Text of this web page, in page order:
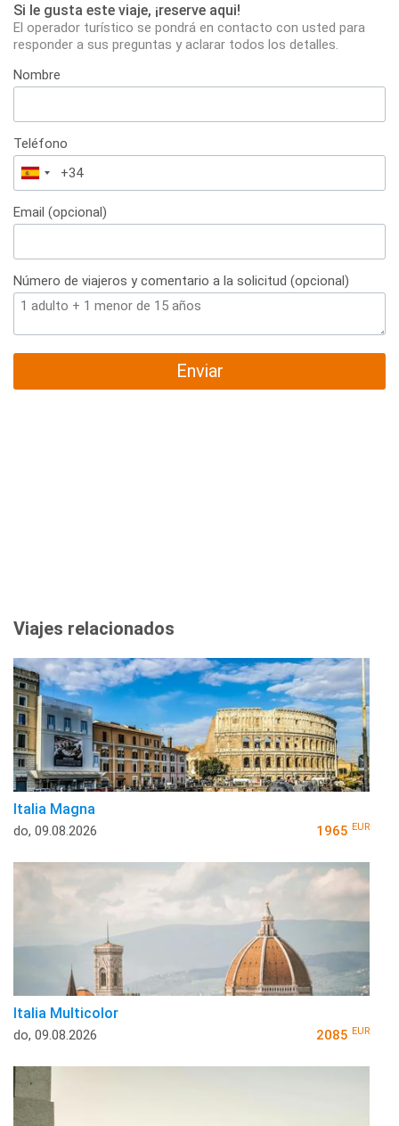
Si le gusta este viaje, ¡reserve aqui!
El operador turístico se pondrá en contacto con usted para
responder a sus preguntas y aclarar todos los detalles.
Nombre
Teléfono
España
+34
Email (opcional)
Número de viajeros y comentario a la solicitud (opcional)
Enviar
Viajes relacionados
Italia Magna
do, 09.08.2026 1965 EUR
Italia Multicolor
do, 09.08.2026 2085 EUR